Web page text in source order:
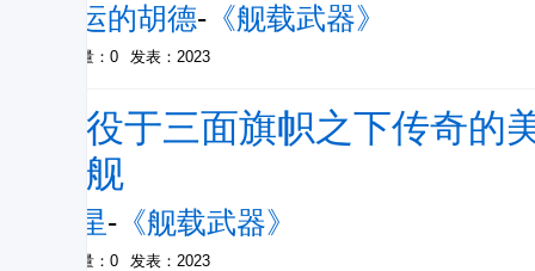
幸运的胡德- 《舰载武器》
被引量：0 发表：2023
服役于三面旗帜之下传奇的
卫舰
南星- 《舰载武器》
被引量：0 发表：2023